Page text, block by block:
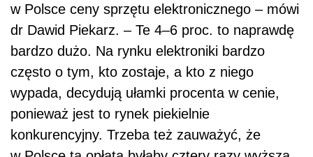
dodatek przy niższym, 19-proc. podatku VAT–
dodaje.
Instytut Staszica w swoim oficjalnym
stanowisku wskazuje, że wprowadzenie
w Polsce opłaty reprograficznej w obecnie
proponowanym kształcie spowoduje podwyżki
cen laptopów, komputerów, dekoderów,